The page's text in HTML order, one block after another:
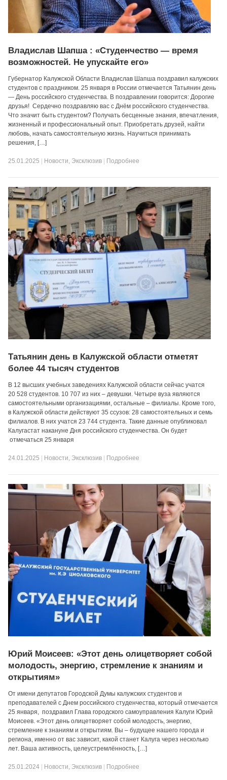
Владислав Шапша : «Студенчество — время
возможностей. Не упускайте его»
Губернатор Калужской Области Владислав Шапша поздравил калужских
студентов с праздником. 25 января в России отмечается Татьянин день
— День российского студенчества. В поздравлении говорится: Дорогие
друзья! Сердечно поздравляю вас с Днём российского студенчества.
Что значит быть студентом? Получать бесценные знания, впечатления,
жизненный и профессиональный опыт. Приобретать друзей, найти
любовь, начать самостоятельную жизнь. Научиться принимать
решения, […]
25.01.2025 Новости, Эксклюзив Подробнее
Татьянин день в Калужской области отметят
более 44 тысяч студентов
В 12 высших учебных заведениях Калужской области сейчас учатся
20 528 студентов. 10 707 из них – девушки. Четыре вуза являются
самостоятельными организациями, остальные – филиалы. Кроме того,
в Калужской области действуют 35 ссузов: 28 самостоятельных и семь
филиалов. В них учатся 23 744 студента. Такие данные опубликовал
Калугастат накануне Дня российского студенчества. Он будет
отмечаться 25 января
24.01.2025 Новости, Эксклюзив Подробнее
Юрий Моисеев: «Этот день олицетворяет собой
молодость, энергию, стремление к знаниям и
открытиям»
От имени депутатов Городской Думы калужских студентов и
преподавателей с Днем российского студенчества, который отмечается
25 января, поздравил Глава городского самоуправления Калуги Юрий
Моисеев. «Этот день олицетворяет собой молодость, энергию,
стремление к знаниям и открытиям. Вы – будущее нашего города и
региона, именно от вас зависит, какой станет Калуга через несколько
лет. Ваша активность, целеустремлённость, […]
25.01.2024 Новости, Эксклюзив Подробнее